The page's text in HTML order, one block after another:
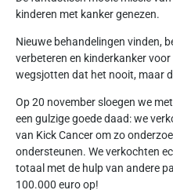
kinderen met kanker genezen.
Nieuwe behandelingen vinden,
verbeteren en kinderkanker
wegsjotten dat het nooit, maar
Op 20 november sloegen we
een gulzige goede daad: we
van Kick Cancer om zo
ondersteunen. We verkochten
totaal met de hulp van andere
100.000 euro op!